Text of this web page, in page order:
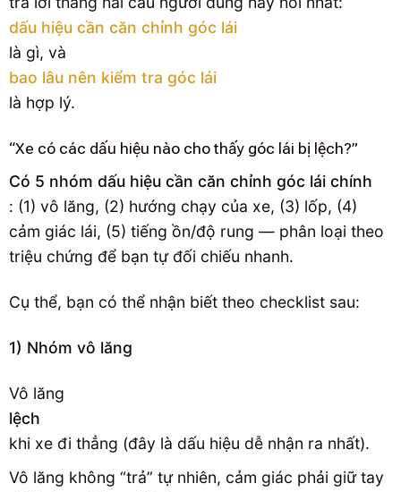
dấu hiệu cần căn chỉnh góc lái
là gì, và
bao lâu nên kiểm tra góc lái
là hợp lý.
“Xe có các dấu hiệu nào cho thấy góc lái bị lệch?”
Có 5 nhóm dấu hiệu cần căn chỉnh góc lái chính
: (1) vô lăng, (2) hướng chạy của xe, (3) lốp, (4)
cảm giác lái, (5) tiếng ồn/độ rung — phân loại theo
triệu chứng để bạn tự đối chiếu nhanh.
Cụ thể, bạn có thể nhận biết theo checklist sau:
1) Nhóm vô lăng
Vô lăng
lệch
khi xe đi thẳng (đây là dấu hiệu dễ nhận ra nhất).
Vô lăng không “trả” tự nhiên, cảm giác phải giữ tay